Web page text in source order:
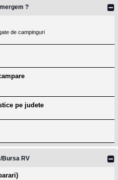
?
de campinguri
pe judete
Bursa RV